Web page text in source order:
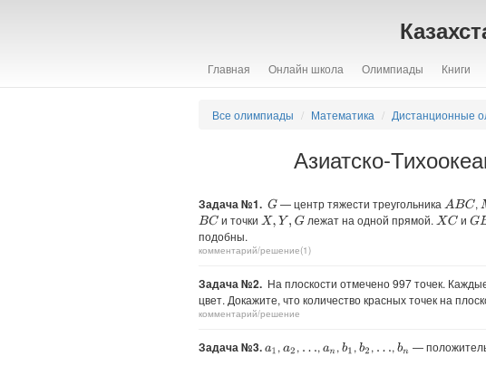
Главная Онлайн школа Олимпиады Книги
Все олимпиады Математика Дистанционные
Азиатско-
Задача №1. G — центр тяжести треугольника ABC ,
BC и точки X,Y ,G лежат на одной прямой. XC и GB
подобны.
комментарий/решение(1)
Задача №2. На плоскости отмечено 997 точек.
цвет. Докажите, что количество красных точек на
комментарий/решение
Задача №3.a1,a2, , an,b1,b2, ,bn —